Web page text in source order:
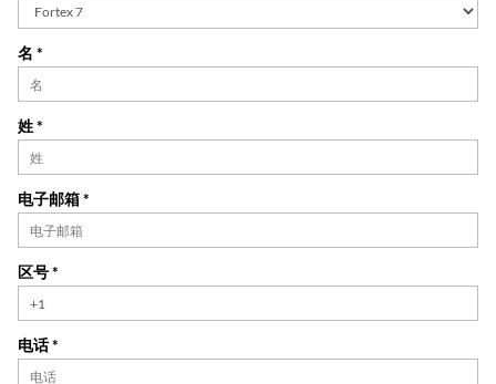
名 *
姓 *
电子邮箱 *
区号 *
电话 *